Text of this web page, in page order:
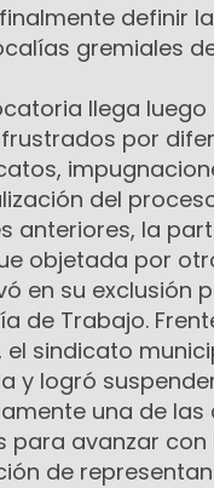
definir
gremiales
llega luego
por
del
anteriores, la
objetada por
en su exclusión
de Trabajo.
el sindicato
y logró
una de las
para avanzar con
de